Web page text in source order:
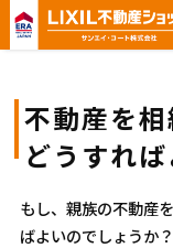
不動産を相
どうすれば
もし、親族の不動産
ばよいのでしょうか？